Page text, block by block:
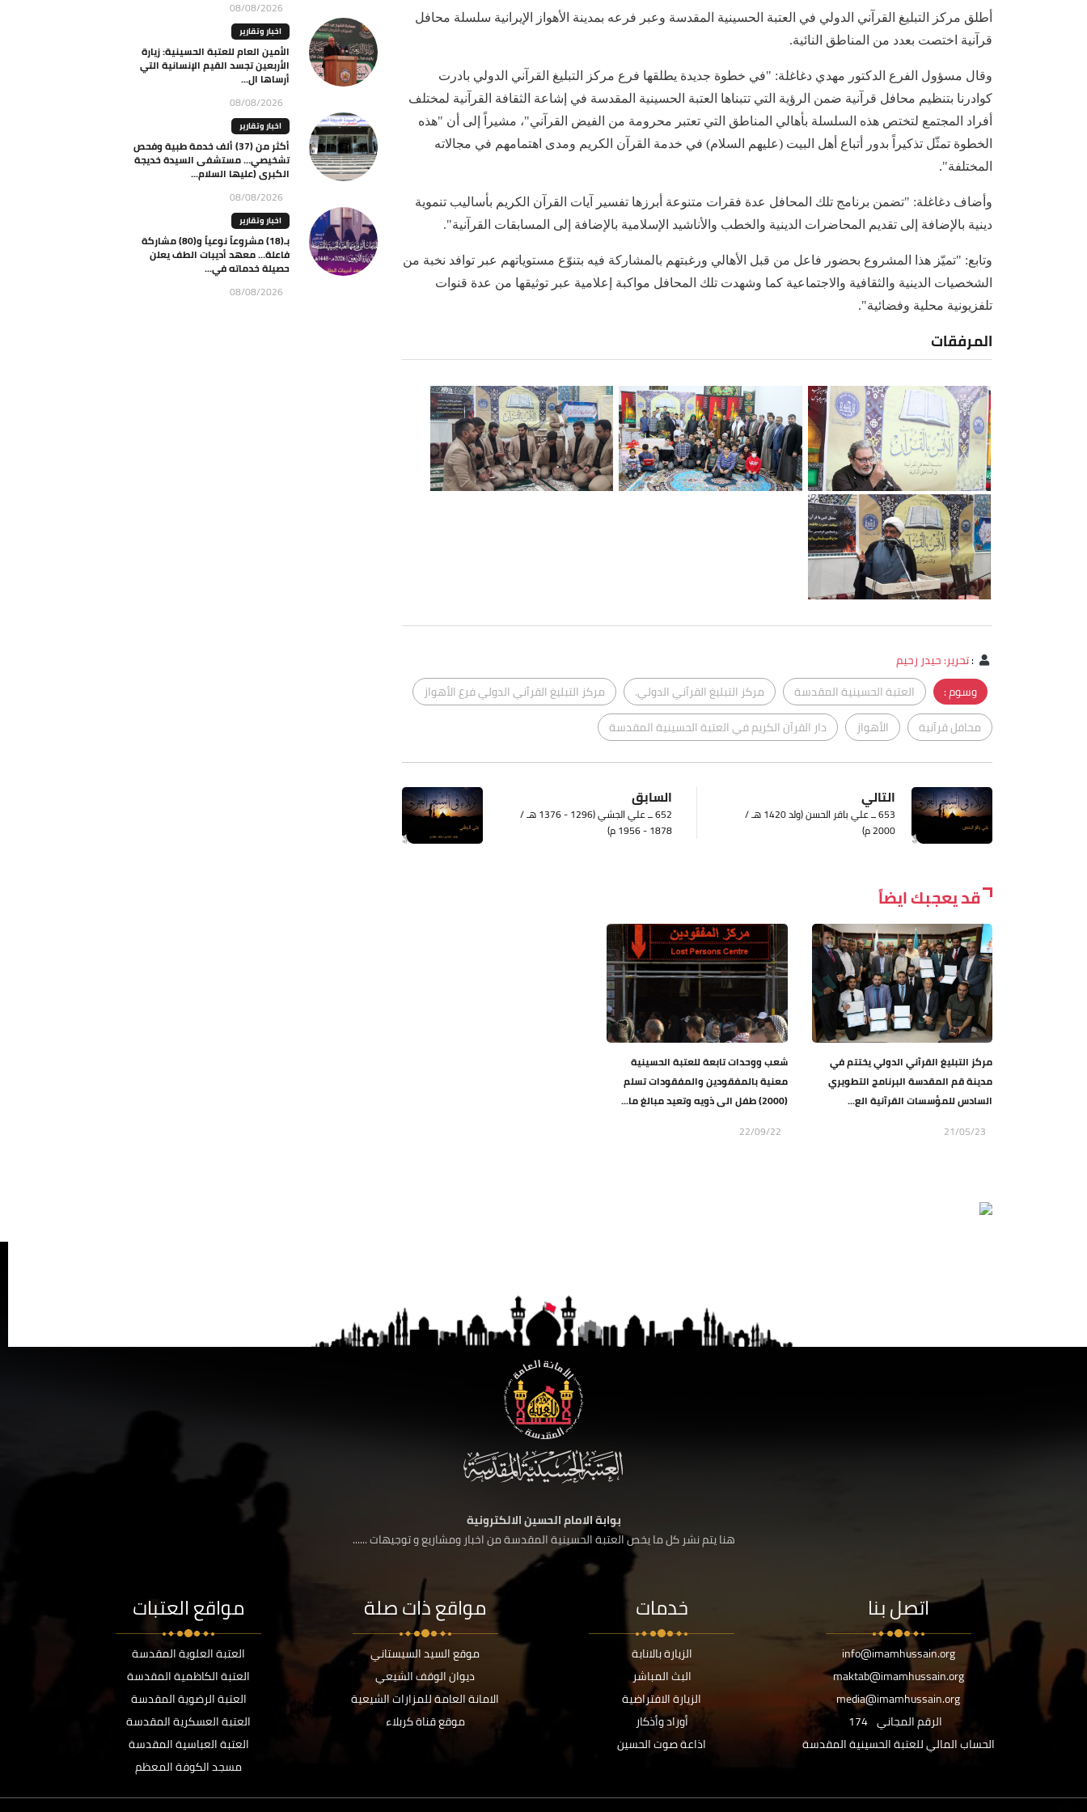
أطلق مركز التبليغ القرآني الدولي في العتبة الحسينية المقدسة وعبر فرعه بمدينة الأهواز الإيرانية سلسلة محافل
قرآنية اختصت بعدد من المناطق النائية.
وقال مسؤول الفرع الدكتور مهدي دغاغلة: "في خطوة جديدة يطلقها فرع مركز التبليغ القرآني الدولي بادرت
كوادرنا بتنظيم محافل قرآنية ضمن الرؤية التي تتبناها العتبة الحسينية المقدسة في إشاعة الثقافة القرآنية لمختلف
أفراد المجتمع لتختص هذه السلسلة بأهالي المناطق التي تعتبر محرومة من الفيض القرآني"، مشيراً إلى أن "هذه
الخطوة تمثّل تذكيراً بدور أتباع أهل البيت (عليهم السلام) في خدمة القرآن الكريم ومدى اهتمامهم في مجالاته
المختلفة".
وأضاف دغاغلة: "تضمن برنامج تلك المحافل عدة فقرات متنوعة أبرزها تفسير آيات القرآن الكريم بأساليب تنموية
دينية بالإضافة إلى تقديم المحاضرات الدينية والخطب والأناشيد الإسلامية بالإضافة إلى المسابقات القرآنية".
وتابع: "تميّز هذا المشروع بحضور فاعل من قبل الأهالي ورغبتهم بالمشاركة فيه بتنوّع مستوياتهم عبر توافد نخبة من
الشخصيات الدينية والثقافية والاجتماعية كما وشهدت تلك المحافل مواكبة إعلامية عبر توثيقها من عدة قنوات
تلفزيونية محلية وفضائية".
المرفقات
:تحرير: حيدر رحيم
وسوم :
العتبة الحسينية المقدسة مركز التبليغ القرآني الدولي.
مركز التبليغ القرآني الدولي فرع الأهواز
محافل قرآنية
الأهواز دار القرآن الكريم في العتبة الحسينية المقدسة
السابق
652 ــ علي الجشي (1296 - 1376 هـ /
1878 - 1956 م)
التالي
653 ــ علي باقر الحسن (ولد 1420 هـ /
2000 م)
قد يعجبك ايضاً
مركز التبليغ القرآني الدولي يختتم في
مدينة قم المقدسة البرنامج التطويري
السادس للمؤسسات القرآنية الع...
21/05/23
شعب ووحدات تابعة للعتبة الحسينية
معنية بالمفقودين والمفقودات تسلم
(2000) طفل الى ذويه وتعيد مبالغ ما...
22/09/22
08/08/2026
اخبار وتقارير
الأمين العام للعتبة الحسينية: زيارة
الأربعين تجسد القيم الإنسانية التي
أرساها ال...
08/08/2026
اخبار وتقارير
أكثر من (37) ألف خدمة طبية وفحص
تشخيصي… مستشفى السيدة خديجة
الكبرى (عليها السلام...
08/08/2026
اخبار وتقارير
بـ(18) مشروعاً نوعياً و(80) مشاركة
فاعلة… معهد أديبات الطف يعلن
حصيلة خدماته في...
08/08/2026
بوابة الامام الحسين الالكترونية
هنا يتم نشر كل ما يخص العتبة الحسينية المقدسة من اخبار ومشاريع و توجيهات ......
اتصل بنا
info@imamhussain.org
maktab@imamhussain.org
media@imamhussain.org
الرقم المجاني 174
الحساب المالي للعتبة الحسينية المقدسة
خدمات
الزيارة بالانابة
البث المباشر
الزيارة الافتراضية
أوراد وأذكار
اذاعة صوت الحسين
مواقع ذات صلة
موقع السيد السيستاني
ديوان الوقف الشيعي
الامانة العامة للمزارات الشيعية
موقع قناة كربلاء
مواقع العتبات
العتبة العلوية المقدسة
العتبة الكاظمية المقدسة
العتبة الرضوية المقدسة
العتبة العسكرية المقدسة
العتبة العباسية المقدسة
مسجد الكوفة المعظم